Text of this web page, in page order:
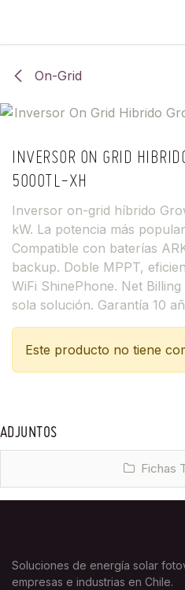
On-Grid
INVERSOR ON GRID
5000TL-XH
Inversor on-grid híbrido
kW. La potencia más
Compatible con baterías
backup. Doble MPPT,
WiFi ShinePhone. Net
sola solución. Garantía 10
Este producto no tiene
ADJUNTOS
Fichas
Soluciones de energía solar
empresas e industrias en Chile.